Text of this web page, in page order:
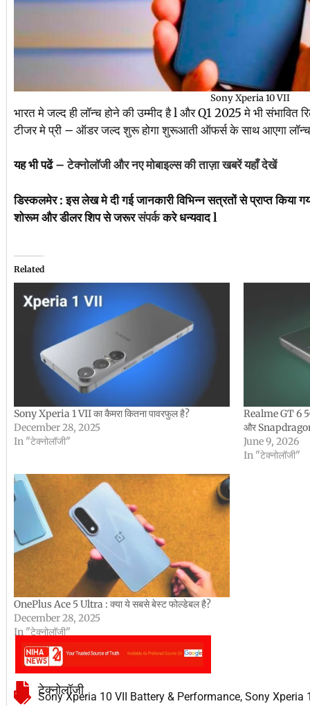
Sony Xperia 10 VII
भारत मे जल्द ही लॉन्च होने की उम्मीद है l और Q1 2025 मे भी
टीजर मे प्री – ऑडर जल्द शुरू होगा शुरूआती ऑफर्स के साथ आएगा लॉन्च
यह भी पढें –टेक्नोलॉजी और नए मोबाइल्स की ताज़ा खबरें यहाँ देखें
डिस्कलमेर : इस लेख मे दी गई जानकारी विभिन्न सत्रतों से प्राप्त
शोरूम और डीलर शिप से जरूरसंपर्ककरे धन्यवाद l
Related
Sony Xperia 1 VII का कैमरा कितना पावरफुल है?
December 28, 2025
In "टेक्नोलॉजी"
Realme GT 6
और Snapdragon
June 9, 2026
In "टेक्नोलॉजी"
OnePlus Ace 5 Ultra : क्या ये सबसे बेस्ट फोल्डेबल है?
December 28, 2025
In "टेक्नोलॉजी"
टेक्नोलॉजी
Sony Xperia 10 VII Battery & Performance, Sony Xperia